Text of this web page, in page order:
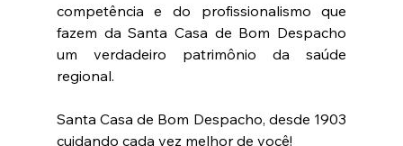
competência e do profissionalismo que
fazem da Santa Casa de Bom Despacho
um verdadeiro patrimônio da saúde
regional.
Santa Casa de Bom Despacho, desde 1903
cuidando cada vez melhor de você!